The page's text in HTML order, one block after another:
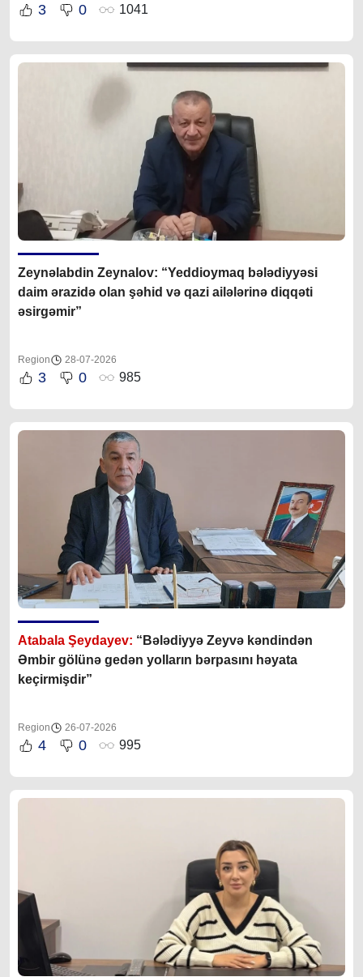
3 0 1041
Zeynəlabdin Zeynalov: “Yeddioymaq bələdiyyəsi
daim ərazidə olan şəhid və qazi ailələrinə diqqəti
əsirgəmir”
Region 28-07-2026
3 0 985
Atabala Şeydayev: “Bələdiyyə Zeyvə kəndindən
Əmbir gölünə gedən yolların bərpasını həyata
keçirmişdir”
Region 26-07-2026
4 0 995